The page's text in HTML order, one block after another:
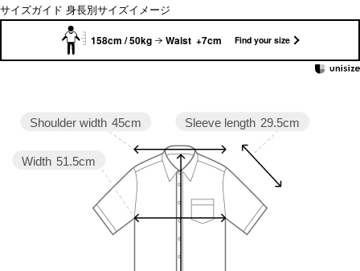
サイズガイド 身長別サイズイメージ
158cm / 50kg Waist +7cm Find your size
Sleeve length 29.5cm
Width 51.5cm
Shoulder width 45cm